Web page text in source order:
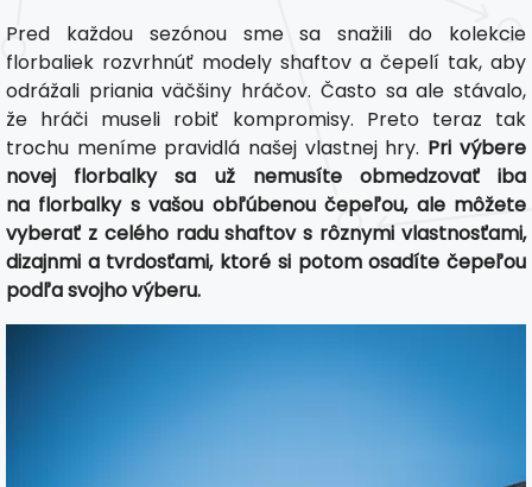
Pred každou sezónou sme sa snažili do kolekcie
florbaliek rozvrhnúť modely shaftov a čepelí tak, aby
odrážali priania väčšiny hráčov. Často sa ale stávalo,
že hráči museli robiť kompromisy. Preto teraz tak
trochu meníme pravidlá našej vlastnej hry. Pri výbere
novej florbalky sa už nemusíte obmedzovať iba
na florbalky s vašou obľúbenou čepeľou, ale môžete
vyberať z celého radu shaftov s rôznymi vlastnosťami,
dizajnmi a tvrdosťami, ktoré si potom osadíte čepeľou
podľa svojho výberu.